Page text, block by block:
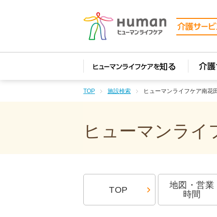
TOP 施設検索 ヒューマンライフケア南花
ヒューマンライ
TOP
地図・営業
時間